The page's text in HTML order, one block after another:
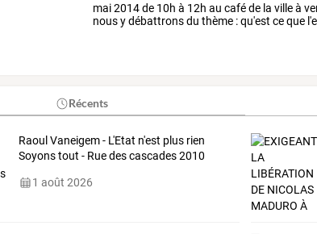
mai2014de 10h à 12h au caféde la villeà
nousydébattronsdu thème :qu'est ceque
Récents
Raoul Vaneigem - L'Etat n'est plus rien
Soyons tout - Rue des cascades 2010
1 août 2026